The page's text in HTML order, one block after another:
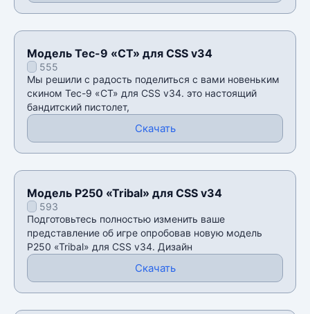
Модель Tec-9 «CT» для CSS v34
555
Мы решили с радость поделиться с вами новеньким
скином Tec-9 «CT» для CSS v34. это настоящий
бандитский пистолет,
Скачать
Модель P250 «Tribal» для CSS v34
593
Подготовьтесь полностью изменить ваше
представление об игре опробовав новую модель
P250 «Tribal» для CSS v34. Дизайн
Скачать